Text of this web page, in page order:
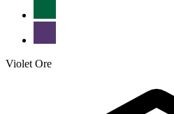
Violet Ore